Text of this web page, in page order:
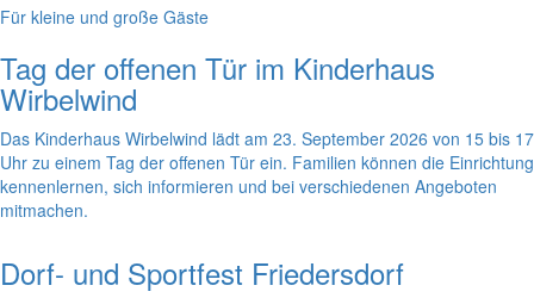
Für kleine und große Gäste
Tag der offenen Tür im Kinderhaus
Wirbelwind
Das Kinderhaus Wirbelwind lädt am 23. September 2026 von 15 bis 17
Uhr zu einem Tag der offenen Tür ein. Familien können die Einrichtung
kennenlernen, sich informieren und bei verschiedenen Angeboten
mitmachen.
Dorf- und Sportfest Friedersdorf